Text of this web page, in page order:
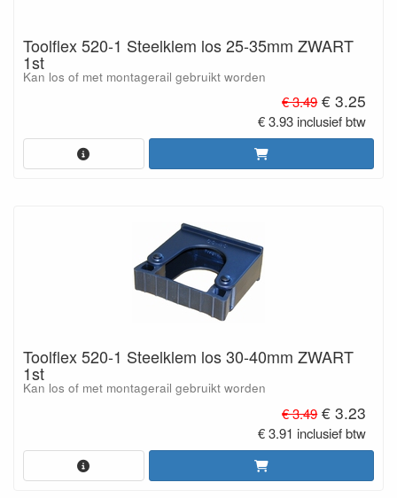
Toolflex 520-1 Steelklem los 25-35mm ZWART
1st
Kan los of met montagerail gebruikt worden
€ 3.49€ 3.25
€ 3.93 inclusief btw
Toolflex 520-1 Steelklem los 30-40mm ZWART
1st
Kan los of met montagerail gebruikt worden
€ 3.49€ 3.23
€ 3.91 inclusief btw